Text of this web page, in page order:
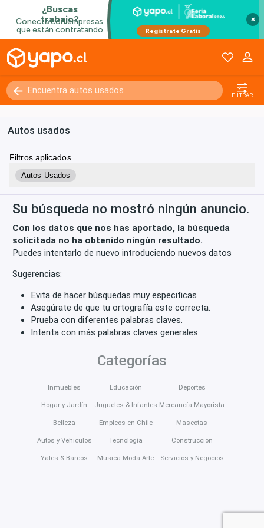
×
FILTRAR
Autos usados
Filtros aplicados
Autos Usados
Su búsqueda no mostró ningún anuncio.
Con los datos que nos has aportado, la búsqueda
solicitada no ha obtenido ningún resultado.
Puedes intentarlo de nuevo introduciendo nuevos datos
Sugerencias:
Evita de hacer búsquedas muy especificas
Asegúrate de que tu ortografía este correcta.
Prueba con diferentes palabras claves.
Intenta con más palabras claves generales.
Categorías
Inmuebles
Hogar y Jardín
Belleza
Autos y Vehículos
Yates & Barcos
Educación
Juguetes & Infantes
Empleos en Chile
Tecnología
Música Moda Arte
Deportes
Mercancía Mayorista
Mascotas
Construcción
Servicios y Negocios
Kilómetros 0 - 250000+